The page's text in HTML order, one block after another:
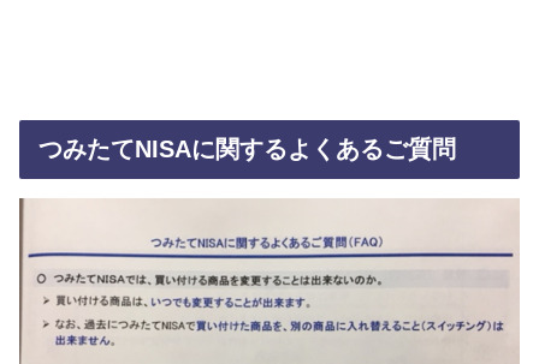
つみたてNISAに関するよくあるご質問